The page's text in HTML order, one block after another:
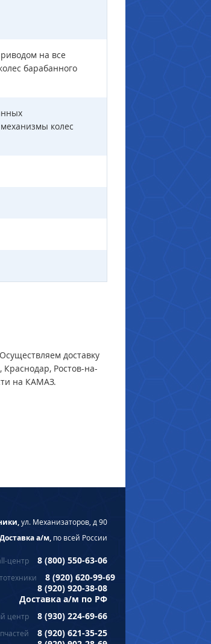
на все
барабанного
колес
Осуществляем доставку
Ростов-на-
на КАМАЗ.
ул. Механизаторов, д 90
Доставка а/м, по всей России
центр 8 (800) 550-63-06
8 (920) 620-99-69
8 (920) 920-38-08
Доставка а/м по РФ
центр 8 (930) 224-69-66
8 (920) 621-35-25